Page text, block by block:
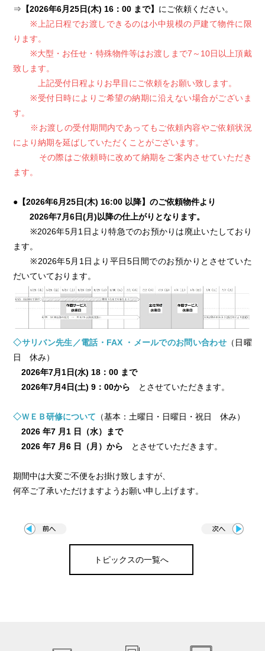
⇒ 【2026年6月25日(木) 16：00 まで】 にご依頼ください。
※上記日程でお渡しできるのは小中規模の戸建て物件に限
ります。
※大型・お任せ・特殊物件等はお渡しまで7～10日以上頂戴
致します。
上記受付日程よりお早目にご依頼をお願い致します。
※受付日時によりご希望の納期に沿えない場合がございま
す。
※お渡しの受付期間内であってもご依頼内容やご依頼状況
により納期を延ばしていただくことがございます。
その際はご依頼時に改めて納期をご案内させていただき
ます。
●【2026年6月25日(木) 16:00 以降】のご依頼物件より
2026年7月6日(月)以降の仕上がりとなります。
※2026年5月1日より特急でのお預かりは廃止いたしており
ます。
※2026年5月1日より平日5日間でのお預かりとさせていた
だいていております。
◇サリバン先生／電話・FAX ・メールでのお問い合わせ（日曜
日 休み）
2026年7月1日(水) 18：00 まで
2026年7月4日(土) 9：00から とさせていただきます。
◇ＷＥＢ研修について （基本：土曜日・日曜日・祝日 休み）
2026 年7 月1 日（水）まで
2026 年7 月6 日（月）から とさせていただきます。
期間中は大変ご不便をお掛け致しますが、
何卒ご了承いただけますようお願い申し上げます。
トピックスの一覧へ